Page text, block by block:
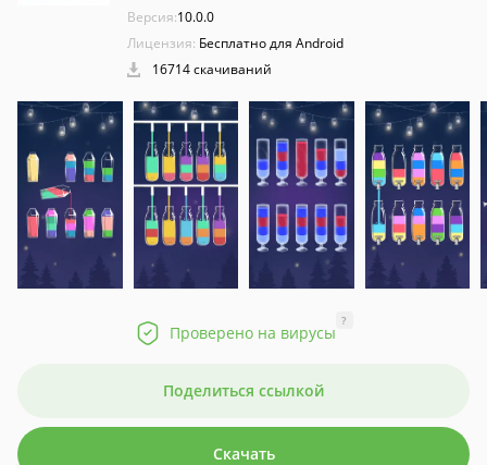
Версия:10.0.0
Лицензия: Бесплатно для Android
16714 скачиваний
Проверено на вирусы
?
Поделиться ссылкой
Скачать